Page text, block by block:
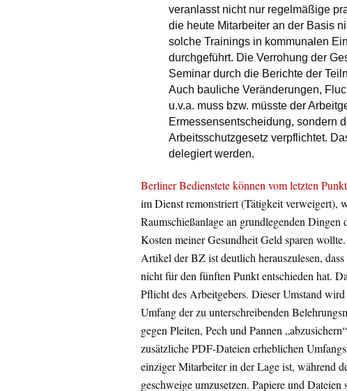
veranlasst nicht nur regelmäßige
die heute Mitarbeiter an der Basis
solche Trainings in kommunalen
durchgeführt. Die Verrohung der
Seminar durch die Berichte der
Auch bauliche Veränderungen,
u.v.a. muss bzw. müsste der
Ermessensentscheidung, sondern
Arbeitsschutzgesetz verpflichtet.
delegiert werden.
Berliner Bedienstete können vom letzten
im Dienst remonstriert (Tätigkeit verweigert),
Raumschießanlage an grundlegenden
Kosten meiner Gesundheit Geld sparen
Artikel der BZ ist deutlich herauszulesen,
nicht für den fünften Punkt entschieden hat.
Pflicht des Arbeitgebers. Dieser Umstand
Umfang der zu unterschreibenden
gegen Pleiten, Pech und Pannen
zusätzliche PDF-Dateien erheblichen
einziger Mitarbeiter in der Lage ist, während
geschweige umzusetzen. Papiere und Dateien